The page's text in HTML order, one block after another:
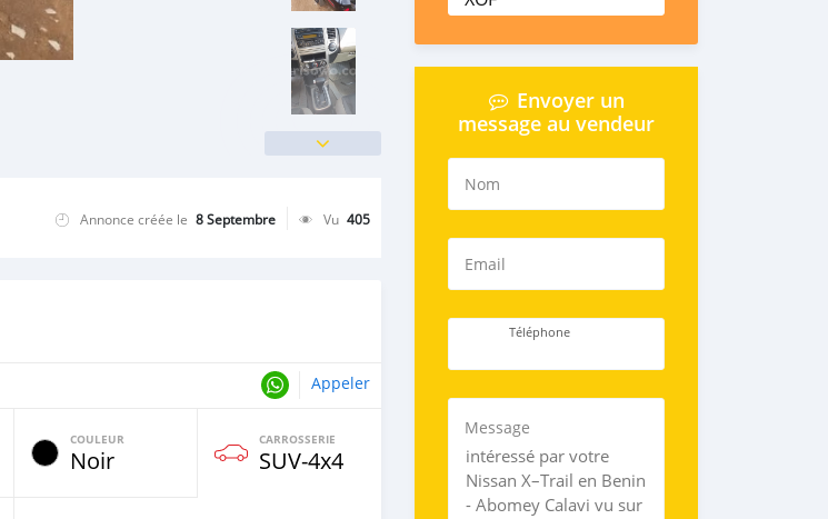
Annonce créée le 8 Septembre Vu 405
Appeler
COULEUR
Noir
CARROSSERIE
SUV‒4x4
Envoyer un
message au vendeur
Nom
Email
Téléphone
Message